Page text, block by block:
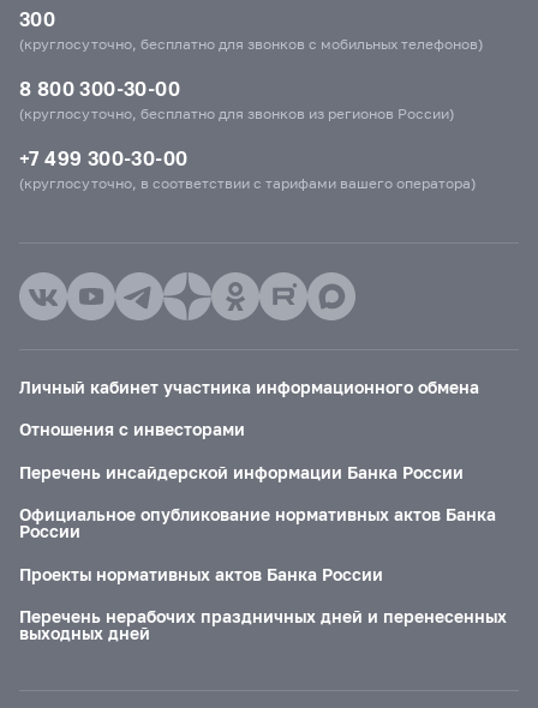
300
(круглосуточно, бесплатно для звонков с мобильных телефонов)
8 800 300-30-00
(круглосуточно, бесплатно для звонков из регионов России)
+7 499 300-30-00
(круглосуточно, в соответствии с тарифами вашего оператора)
Личный кабинет участника информационного обмена
Отношения с инвесторами
Перечень инсайдерской информации Банка России
Официальное опубликование нормативных актов Банка
России
Проекты нормативных актов Банка России
Перечень нерабочих праздничных дней и перенесенных
выходных дней